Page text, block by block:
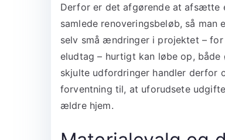
Derfor er det afgørende at afsætte
samlede renoveringsbeløb, så
selv små ændringer i projektet –
eludtag – hurtigt kan løbe op,
skjulte udfordringer handler derfor
forventning til, at uforudsete
ældre hjem.